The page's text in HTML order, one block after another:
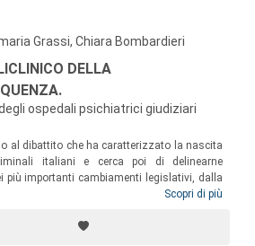
Grassi, Chiara Bombardieri
DELLA
ospedali psichiatrici giudiziari
al dibattito che ha caratterizzato la nascita
italiani e cerca poi di delinearne
più importanti cambiamenti legislativi, dalla
fino ai più recenti provvedimenti del 2012
storici e tutti coloro che, in questa fase di
approfondire la storia di questa
Scopri di più